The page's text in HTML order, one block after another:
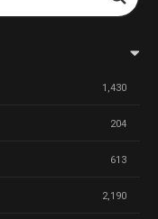
1,430
204
613
2,190